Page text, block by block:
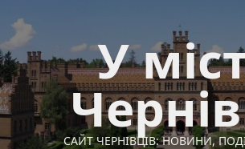
до
вмісту
У
САЙТ ЧЕРНІВЦІВ: НОВИНИ,